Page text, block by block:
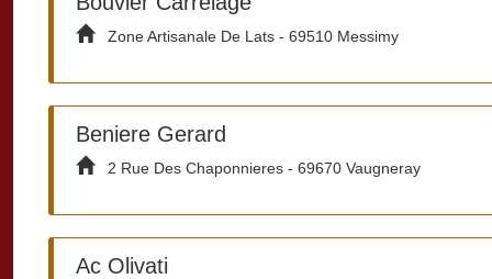
Zone Artisanale De Lats - 69510 Messimy
Beniere Gerard
2 Rue Des Chaponnieres - 69670 Vaugneray
Ac Olivati